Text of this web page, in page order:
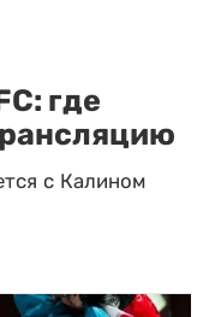
где
с Калином